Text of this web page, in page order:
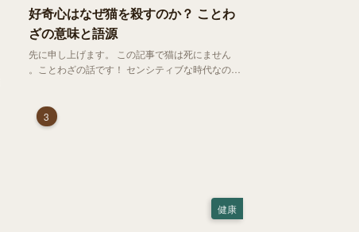
好奇心はなぜ猫を殺すのか？ ことわ
ざの意味と語源
先に申し上げます。 この記事で猫は死にません
。ことわざの話です！ センシティブな時代なので
ざを聞いたことはありますか？
3
健康